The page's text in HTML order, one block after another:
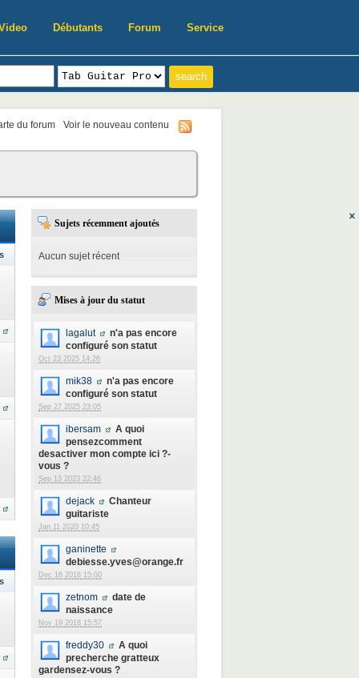
Débutants Forum Service
du forum Voir le nouveau contenu
Sujets récemment ajoutés
Aucun sujet récent
Mises à jour du statut
lagalut
n'a pas encore
configuré son statut
Oct 23 2025 14:26
mik38
n'a pas encore
configuré son statut
Sep 27 2025 23:05
ibersam
A quoi
pensezcomment
desactiver mon compte ici ?-
vous ?
Sep 13 2023 22:46
dejack
Chanteur
guitariste
Jan 11 2020 10:45
ganinette
debiesse.yves@orange.fr
Dec 16 2018 15:00
zetnom
date de
naissance
Nov 19 2018 15:57
freddy30
A quoi
precherche gratteux
gardensez-vous ?